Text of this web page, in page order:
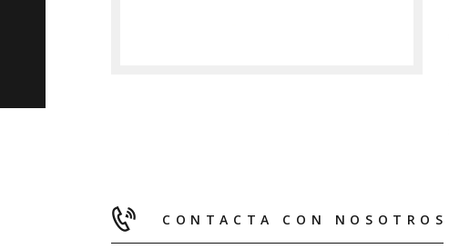
CONTACTA CON NOSOTROS